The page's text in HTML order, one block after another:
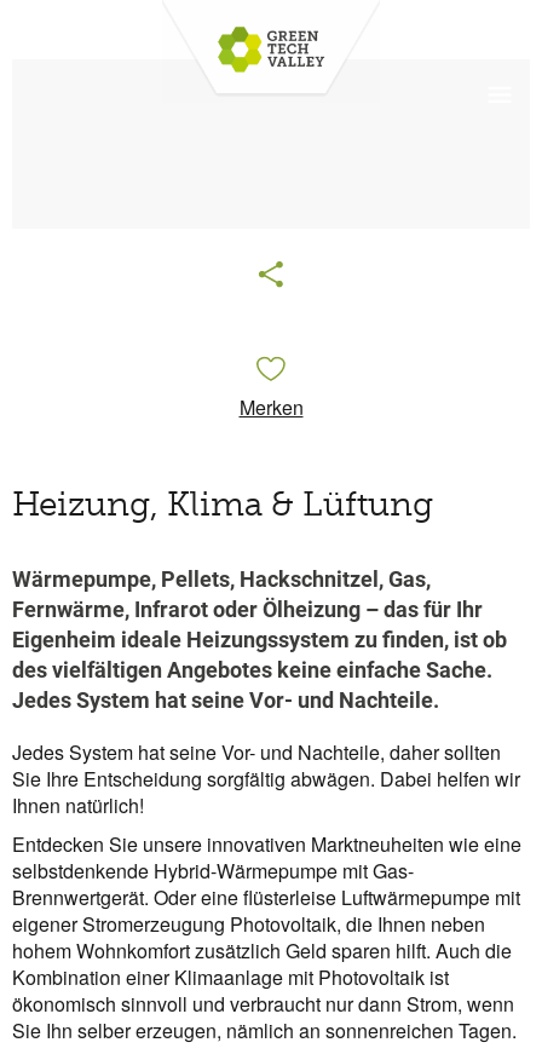
Merken
Heizung, Klima & Lüftung
Wärmepumpe, Pellets, Hackschnitzel, Gas,
Fernwärme, Infrarot oder Ölheizung – das für Ihr
Eigenheim ideale Heizungssystem zu finden, ist ob
des vielfältigen Angebotes keine einfache Sache.
Jedes System hat seine Vor- und Nachteile.
Jedes System hat seine Vor- und Nachteile, daher sollten
Sie Ihre Entscheidung sorgfältig abwägen. Dabei helfen wir
Ihnen natürlich!
Entdecken Sie unsere innovativen Marktneuheiten wie eine
selbstdenkende Hybrid-Wärmepumpe mit Gas-
Brennwertgerät. Oder eine flüsterleise Luftwärmepumpe mit
eigener Stromerzeugung Photovoltaik, die Ihnen neben
hohem Wohnkomfort zusätzlich Geld sparen hilft. Auch die
Kombination einer Klimaanlage mit Photovoltaik ist
ökonomisch sinnvoll und verbraucht nur dann Strom, wenn
Sie Ihn selber erzeugen, nämlich an sonnenreichen Tagen.